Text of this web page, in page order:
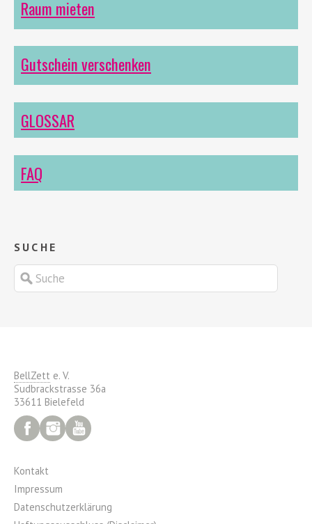
Raum mieten
Gutschein verschenken
GLOSSAR
FAQ
SUCHE
BellZett e. V.
Sudbrackstrasse 36a
33611 Bielefeld
FacebookInstagram
Kontakt
Impressum
Datenschutzerklärung